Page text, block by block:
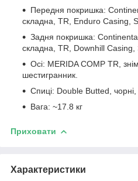
Передня покришка:
складна, TR, Enduro Casing,
Задня покришка:
складна, TR, Downhill Casing,
Осі: MERIDA COMP TR,
шестигранник.
Спиці: Double Butted, чорні,
Вага: ~17.8 кг
Приховати
Характеристики